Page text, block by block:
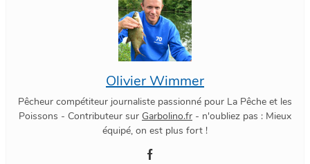
Olivier Wimmer
Pêcheur compétiteur journaliste passionné pour La Pêche et les
Poissons - Contributeur sur Garbolino.fr - n'oubliez pas : Mieux
équipé, on est plus fort !